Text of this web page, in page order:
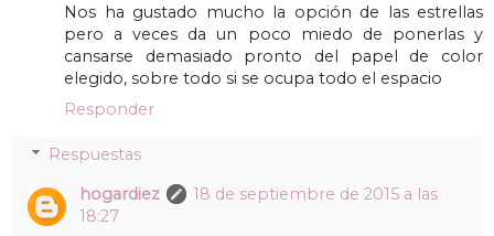
Nos ha gustado mucho la opción de las estrellas
pero a veces da un poco miedo de ponerlas y
cansarse demasiado pronto del papel de color
elegido, sobre todo si se ocupa todo el espacio
Responder
Respuestas
hogardiez
18 de septiembre de 2015 a las
18:27